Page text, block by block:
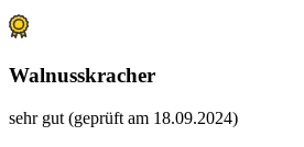
Walnusskracher
sehr gut (geprüft am 18.09.2024)